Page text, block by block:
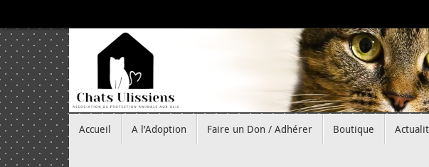
au
contenu
au
contenu
Accueil A l’Adoption Faire un Don / Adhérer Boutique